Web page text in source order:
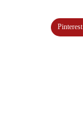
Pinterest